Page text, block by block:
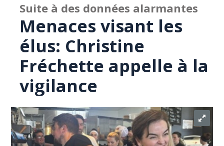
Suite à des données alarmantes
Menaces visant les
élus: Christine
Fréchette appelle à la
vigilance